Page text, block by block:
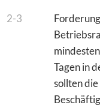
2-3
Forderung
Tagen in
sollten die